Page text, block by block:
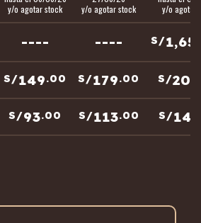
y/o agotar stock
y/o agotar stock
y/o agotar
---- ---- S/
S/149.00 S/179.00 S/209
S/93.00 S/113.00 S/143